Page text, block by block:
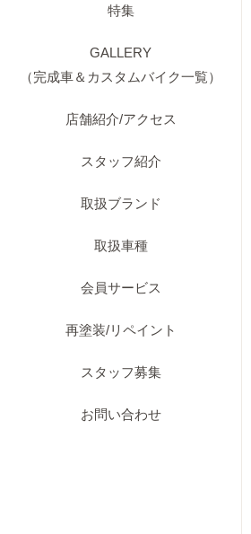
特集
GALLERY
（完成車＆カスタムバイク一覧）
店舗紹介/アクセス
スタッフ紹介
取扱ブランド
取扱車種
会員サービス
再塗装/リペイント
スタッフ募集
お問い合わせ